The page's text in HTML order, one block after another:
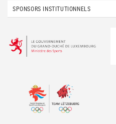
SPONSORS INSTITUTIONNELS